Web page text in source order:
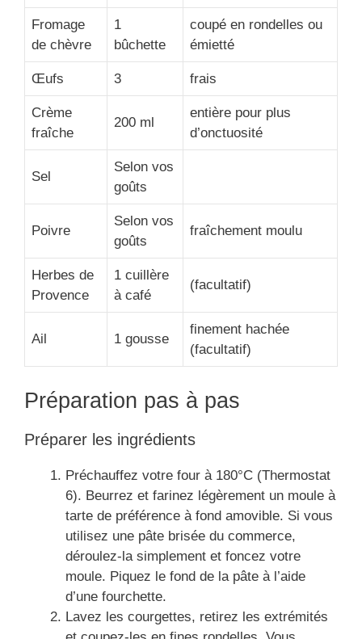
Fromage
de chèvre
1
bûchette
coupé en rondelles ou
émietté
Œufs 3 frais
Crème
fraîche
200 ml
entière pour plus
d’onctuosité
Sel
Selon vos
goûts
Poivre
Selon vos
goûts
fraîchement moulu
Herbes de
Provence
1 cuillère
à café
(facultatif)
Ail 1 gousse
finement hachée
(facultatif)
Préparation pas à pas
Préparer les ingrédients
Préchauffez votre four à 180°C (Thermostat
6). Beurrez et farinez légèrement un moule à
tarte de préférence à fond amovible. Si vous
utilisez une pâte brisée du commerce,
déroulez-la simplement et foncez votre
moule. Piquez le fond de la pâte à l’aide
d’une fourchette.
Lavez les courgettes, retirez les extrémités